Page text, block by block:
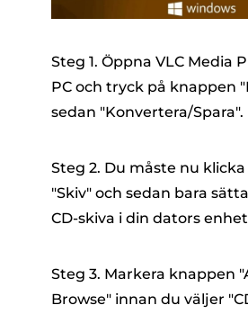
Steg 1. Öppna VLC Media
PC och tryck på knappen
sedan "Konvertera/Spara".
Steg 2. Du måste nu
"Skiv" och sedan bara
CD-skiva i din dators
Steg 3. Markera knappen
Browse" innan du väljer